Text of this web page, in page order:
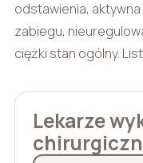
odstawienia,
zabiegu,
ciężki stan ogólny.
Lekarze